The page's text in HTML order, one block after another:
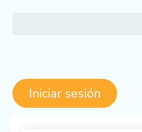
Iniciar sesión